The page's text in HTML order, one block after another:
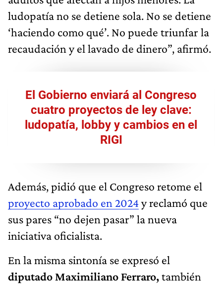
ludopatía no se detiene sola. No se detiene
‘haciendo como qué’. No puede triunfar la
recaudación y el lavado de dinero”, afirmó.
El Gobierno enviará al Congreso
cuatro proyectos de ley clave:
ludopatía, lobby y cambios en el
RIGI
Además, pidió que el Congreso retome el
proyecto aprobado en 2024y reclamó que
sus pares “no dejen pasar” la nueva
iniciativa oficialista.
En la misma sintonía se expresó el
diputado Maximiliano Ferraro,también